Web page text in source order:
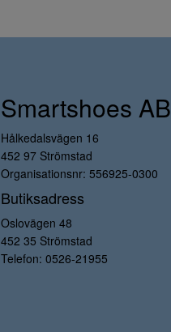
Smartshoes AB
Hålkedalsvägen 16
452 97 Strömstad
Organisationsnr: 556925-0300
Butiksadress
Oslovägen 48
452 35 Strömstad
Telefon: 0526-21955